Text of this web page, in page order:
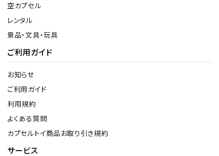
空カプセル
レンタル
景品・文具・玩具
ご利用ガイド
お知らせ
ご利用ガイド
利用規約
よくある質問
カプセルトイ商品お取り引き規約
サービス